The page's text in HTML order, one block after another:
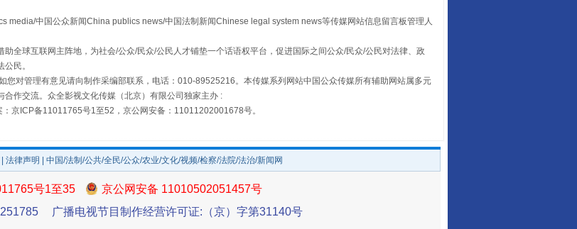
事关残疾人未来5年 让传统村落焕发生机
规模最大的光氢储一体化项目 走走走！国家喊你健身啦
media/中国公众新闻China publics news/中国法制新闻Chinese legal system news等传媒网站信息留言板管理人
全球互联网主阵地，为社会/公众/民众/公民人才铺垫一个话语权平台，促进国际之间公众/民众/公民对法律、政
民。
您对管理有意见请向制作采编部联系，电话：010-89525216。本传媒系列网站中国公众传媒所有辅助网站属多元
作交流。众全影视文化传媒（北京）有限公司独家主办 :
京ICP备11011765号1至52，京公网安备：11011202001678号。
法律声明 | 中国/法制/公共/全民/公众/农业/文化/视频/检察/法院/法治/新闻网
号1至35
京公网安备 11010502051457号
广播电视节目制作经营许可证:（京）字第31140号